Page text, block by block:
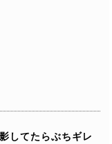
してたらぶちギレ